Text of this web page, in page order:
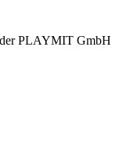
PLAYMIT GmbH